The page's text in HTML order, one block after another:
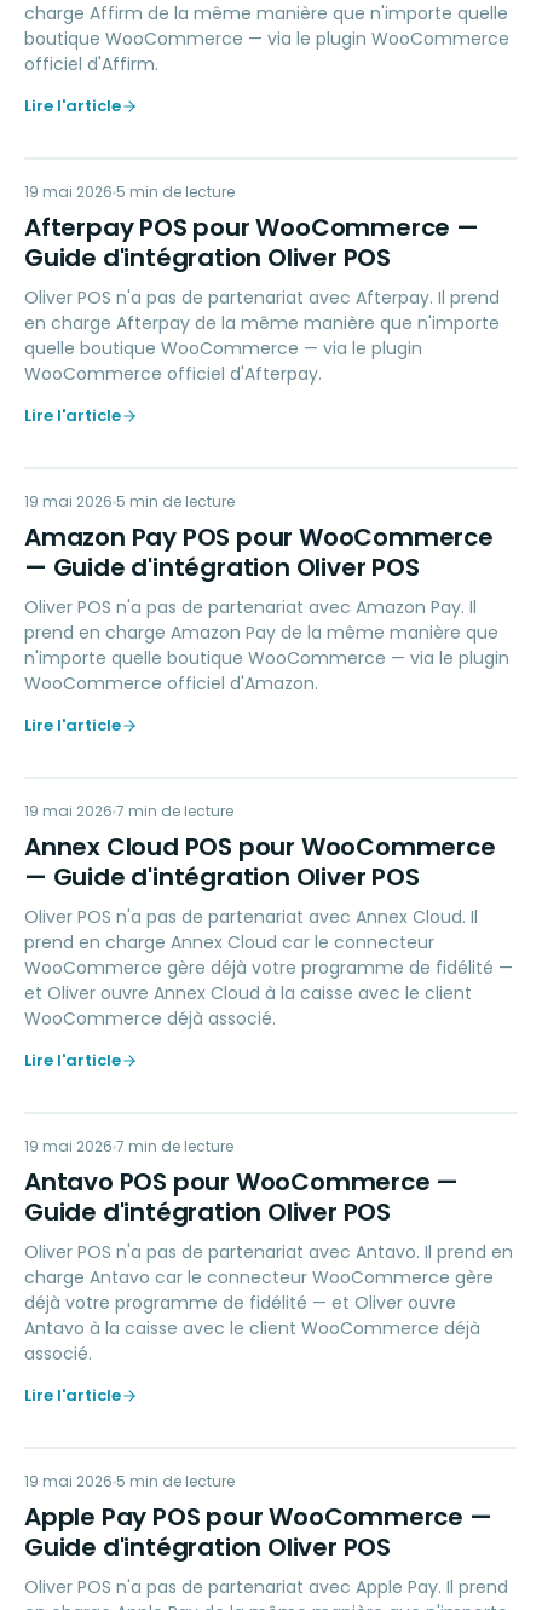
charge Affirm de la même manière que n'importe quelle
boutique WooCommerce — via le plugin WooCommerce
officiel d'Affirm.
Lire l'article
AP
PAYMENTS
19 mai 2026 5 min de lecture
Afterpay POS pour WooCommerce —
Guide d'intégration Oliver POS
Oliver POS n'a pas de partenariat avec Afterpay. Il prend
en charge Afterpay de la même manière que n'importe
quelle boutique WooCommerce — via le plugin
WooCommerce officiel d'Afterpay.
Lire l'article
AP
PAYMENTS
19 mai 2026 5 min de lecture
Amazon Pay POS pour WooCommerce
— Guide d'intégration Oliver POS
Oliver POS n'a pas de partenariat avec Amazon Pay. Il
prend en charge Amazon Pay de la même manière que
n'importe quelle boutique WooCommerce — via le plugin
WooCommerce officiel d'Amazon.
Lire l'article
AC
LOYALTY
19 mai 2026 7 min de lecture
Annex Cloud POS pour WooCommerce
— Guide d'intégration Oliver POS
Oliver POS n'a pas de partenariat avec Annex Cloud. Il
prend en charge Annex Cloud car le connecteur
WooCommerce gère déjà votre programme de fidélité —
et Oliver ouvre Annex Cloud à la caisse avec le client
WooCommerce déjà associé.
Lire l'article
AP
LOYALTY
19 mai 2026 7 min de lecture
Antavo POS pour WooCommerce —
Guide d'intégration Oliver POS
Oliver POS n'a pas de partenariat avec Antavo. Il prend en
charge Antavo car le connecteur WooCommerce gère
déjà votre programme de fidélité — et Oliver ouvre
Antavo à la caisse avec le client WooCommerce déjà
associé.
Lire l'article
AP
PAYMENTS
19 mai 2026 5 min de lecture
Apple Pay POS pour WooCommerce —
Guide d'intégration Oliver POS
Oliver POS n'a pas de partenariat avec Apple Pay. Il prend